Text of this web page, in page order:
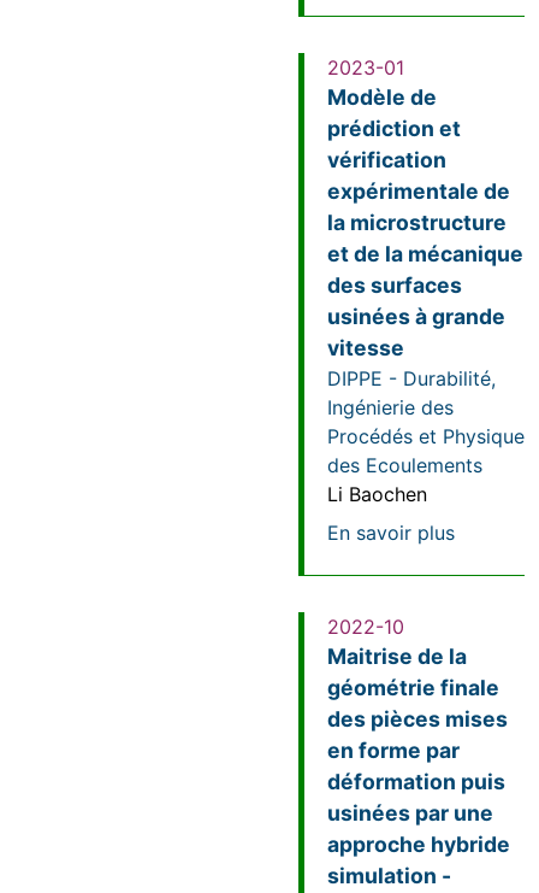
2023-01
Modèle de
prédiction et
vérification
expérimentale de
la microstructure
et de la mécanique
des surfaces
usinées à grande
vitesse
DIPPE - Durabilité,
Ingénierie des
Procédés et Physique
des Ecoulements
Li Baochen
En savoir plussur
2022-10
Maitrise de la
géométrie finale
des pièces mises
en forme par
déformation puis
usinées par une
approche hybride
simulation -